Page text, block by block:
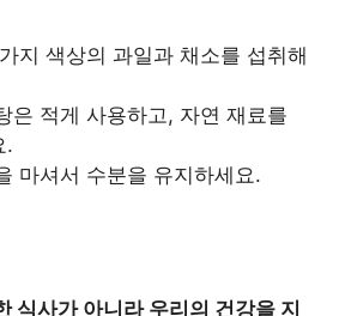
지 색상의 과일과 채소를 섭취해
은 적게 사용하고, 자연 재료를
.
마셔서 수분을 유지하세요.
식사가 아니라 우리의 건강을 지